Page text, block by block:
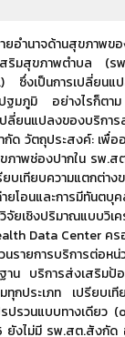
ำนาจด้านสุขภาพขอ
สริมสุขภาพตำบล (ร
งเป็นการเปลี่ยนแป
ฐมภูมิ อย่างไรก็ตา
ปลี่ยนแปลงของบริกา
กัด วัตถุประสงค์: เพื่
ภาพช่องปากใน รพ.
ยบความแตกต่างขอ
ยโอนและการมีทันตบุ
ยเชิงปริมาณแบบวิเ
Data Center ค
วนรายการบริการต่
าน บริการส่งเสริมป้
กประเภท เปรียบเที
รปรวนแบบทางเดียว
ยังไม่มี รพ.สต.สังกั